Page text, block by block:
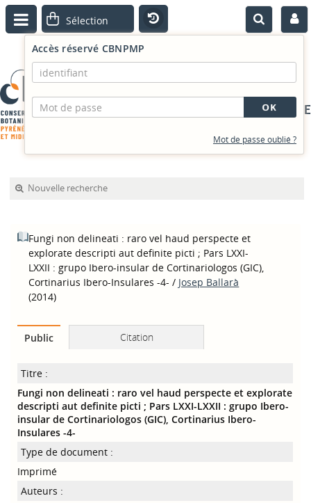
PORTAIL DOCUMENTAIRE
Accès réservé CBNPMP
Mot de passe oublié ?
Nouvelle recherche
Fungi non delineati : raro vel haud perspecte et
explorate descripti aut definite picti ; Pars LXXI-
LXXII : grupo Ibero-insular de Cortinariologos (GIC),
Cortinarius Ibero-Insulares -4- / Josep Ballarà
(2014)
Public Citation
Titre :
Fungi non delineati : raro vel haud perspecte et explorate
descripti aut definite picti ; Pars LXXI-LXXII : grupo Ibero-
insular de Cortinariologos (GIC), Cortinarius Ibero-
Insulares -4-
Type de document :
Imprimé
Auteurs :